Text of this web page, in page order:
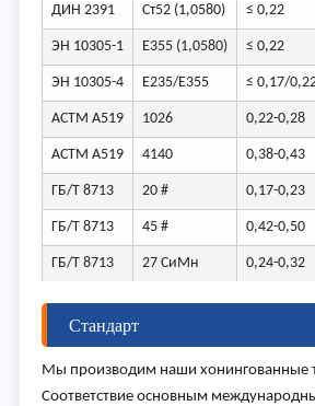
ДИН 2391 Ст52 (1,0580) ≤ 0,22
ЭН 10305-1 E355 (1,0580) ≤ 0,22
ЭН 10305-4 E235/E355 ≤ 0,17/
АСТМ А519 1026 0,22-0,28
АСТМ А519 4140 0,38-0,43
ГБ/Т 8713 20 # 0,17-0,23
ГБ/Т 8713 45 # 0,42-0,50
ГБ/Т 8713 27 СиМн 0,24-0,32
Стандарт
Мы производим наши хонингованные
Соответствие основным